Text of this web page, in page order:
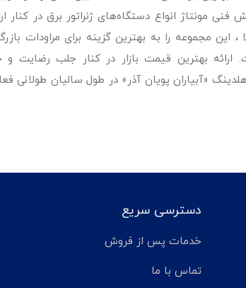
مونتاژ انواع دستگاه‌های ژنراتور برق در کنار
مجموعه را به بهترین گزینه برای مراودات
ارائه بهترین قیمت بازار در کنار جلب رضایت
«آبیاران پویان آذر» در طول سالیان طولانی
دسترسی سریع
خدمات پس از فروش
تماس با ما